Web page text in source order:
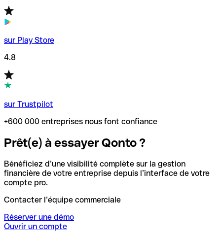
sur Play Store
4.8
sur Trustpilot
+600 000 entreprises nous font confiance
Prêt(e) à essayer Qonto ?
Bénéficiez d’une visibilité complète sur la gestion
financière de votre entreprise depuis l’interface de votre
compte pro.
Contacter l’équipe commerciale
Réserver une démo
Ouvrir un compte